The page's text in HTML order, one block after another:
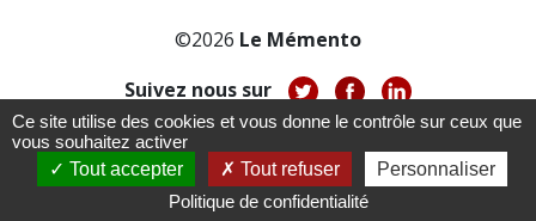
©2026 Le Mémento
Suivez nous sur
À propos-Notice légale
CGV-CGU
Ce site utilise des cookies et vous donne le contrôle sur ceux que
vous souhaitez activer
Tout accepter
Tout refuser
Personnaliser
Politique de confidentialité